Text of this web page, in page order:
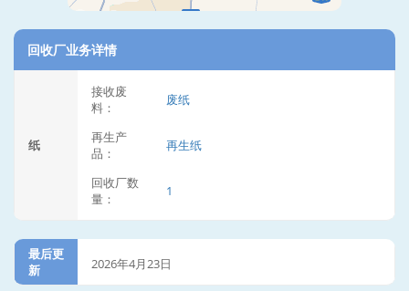
回收厂业务详情
纸
接收废
料：
废纸
再生产
品：
再生纸
回收厂数
量：
1
最后更
新
2026年4月23日